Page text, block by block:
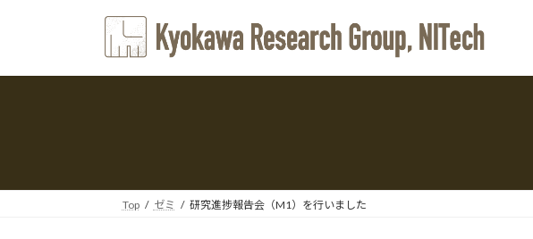
ン
ー
Top ゼミ 研究進捗報告会（M1）を行いました